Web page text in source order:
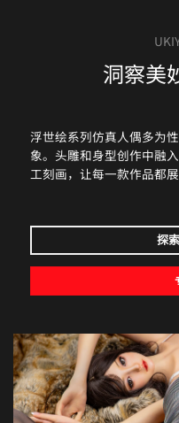
洞察美
浮世绘系列仿真人偶多为
象。头雕和身型创作中融
工刻画，让每一款作品都
探